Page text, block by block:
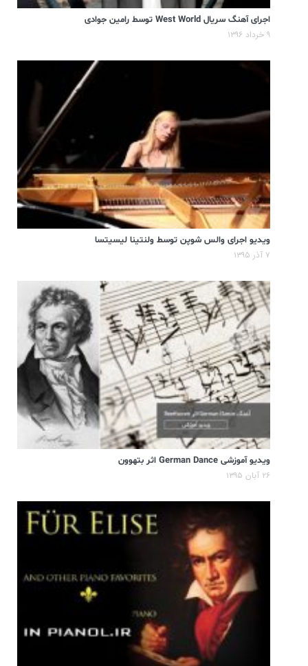
اجرای آهنگ سریال West World توسط رامین جوادی
۹ خرداد ۱۳۹۶
ویدیو اجرای والس شوپن توسط ولنتینا لیسیتسا
۷ آذر ۱۳۹۵
ویدیو آموزشی German Dance اثر بتهوون
۲۶ آبان ۱۳۹۵